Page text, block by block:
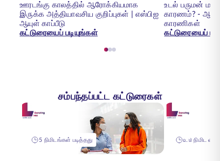
ஊரடங்கு காலத்தில் ஆரோக்கியமாக
இருக்க அத்தியாவசிய குறிப்புகள் | எஸ்பிஐ
ஆயுள் காப்பீடு
கட்டுரையைப் படியுங்கள்
உடல் பருமன்
காரணம்? -
காரணிகள்
கட்டுரையைப்
சம்பந்தப்பட்ட கட்டுரைகள்
5 நிமிடங்கள் படித்தது ௨௰ நிமிட